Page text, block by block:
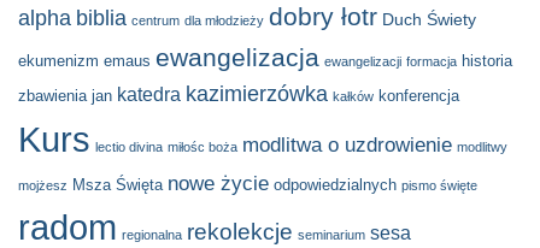
alpha biblia centrum dla młodzieży dobry łotr Duch Świety
ekumenizm emaus ewangelizacja ewangelizacji formacja historia
zbawienia jan katedra kazimierzówka kałków konferencja
Kurs lectio divina miłośc boża modlitwa o uzdrowienie modlitwy
mojżesz Msza Święta nowe życie odpowiedzialnych pismo święte
radom regionalna rekolekcje seminarium sesa